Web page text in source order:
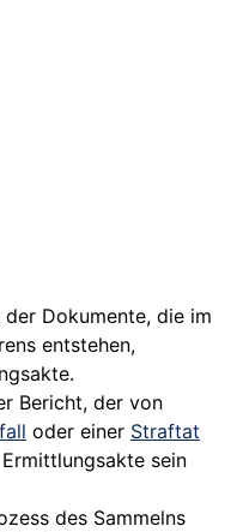
der Dokumente, die im
entstehen,
Bericht, der von
oder einer Straftat
sein
des Sammelns